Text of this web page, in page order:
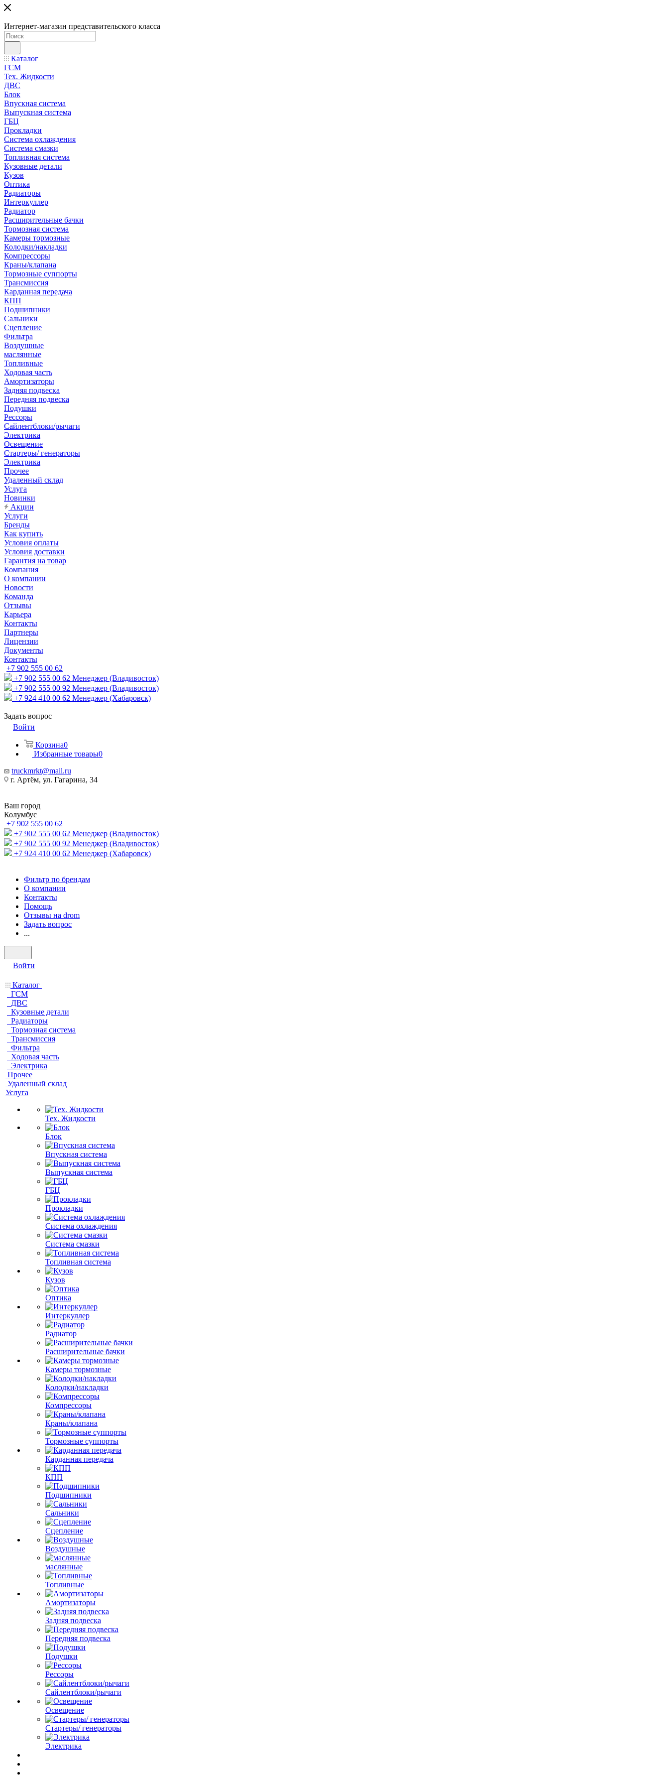
Интернет-магазин представительского класса
Каталог
ГСМ
Тех. Жидкости
ДВС
Блок
Впускная система
Выпускная система
ГБЦ
Прокладки
Система охлаждения
Система смазки
Топливная система
Кузовные детали
Кузов
Оптика
Радиаторы
Интеркуллер
Радиатор
Расширительные бачки
Тормозная система
Камеры тормозные
Колодки/накладки
Компрессоры
Краны/клапана
Тормозные суппорты
Трансмиссия
Карданная передача
КПП
Подшипники
Сальники
Сцепление
Фильтра
Воздушные
маслянные
Топливные
Ходовая часть
Амортизаторы
Задняя подвеска
Передняя подвеска
Подушки
Рессоры
Сайлентблоки/рычаги
Электрика
Освещение
Стартеры/ генераторы
Электрика
Прочее
Удаленный склад
Услуга
Новинки
Акции
Услуги
Бренды
Как купить
Условия оплаты
Условия доставки
Гарантия на товар
Компания
О компании
Новости
Команда
Отзывы
Карьера
Контакты
Партнеры
Лицензии
Документы
Контакты
+7 902 555 00 62
+7 902 555 00 62 Менеджер (Владивосток)
+7 902 555 00 92 Менеджер (Владивосток)
+7 924 410 00 62 Менеджер (Хабаровск)
Задать вопрос
Войти
Корзина0
Избранные товары0
truckmrkt@mail.ru
г. Артём, ул. Гагарина, 34
Ваш город
Колумбус
+7 902 555 00 62
+7 902 555 00 62 Менеджер (Владивосток)
+7 902 555 00 92 Менеджер (Владивосток)
+7 924 410 00 62 Менеджер (Хабаровск)
Фильтр по брендам
О компании
Контакты
Помощь
Отзывы на drom
Задать вопрос
...
Войти
Каталог
ГСМ
ДВС
Кузовные детали
Радиаторы
Тормозная система
Трансмиссия
Фильтра
Ходовая часть
Электрика
Прочее
Удаленный склад
Услуга
Тех. Жидкости
Блок
Впускная система
Выпускная система
ГБЦ
Прокладки
Система охлаждения
Система смазки
Топливная система
Кузов
Оптика
Интеркуллер
Радиатор
Расширительные бачки
Камеры тормозные
Колодки/накладки
Компрессоры
Краны/клапана
Тормозные суппорты
Карданная передача
КПП
Подшипники
Сальники
Сцепление
Воздушные
маслянные
Топливные
Амортизаторы
Задняя подвеска
Передняя подвеска
Подушки
Рессоры
Сайлентблоки/рычаги
Освещение
Стартеры/ генераторы
Электрика